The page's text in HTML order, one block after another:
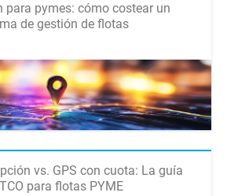
para pymes: cómo costear un
de gestión de flotas
vs. GPS con cuota: La guía
para flotas PYME